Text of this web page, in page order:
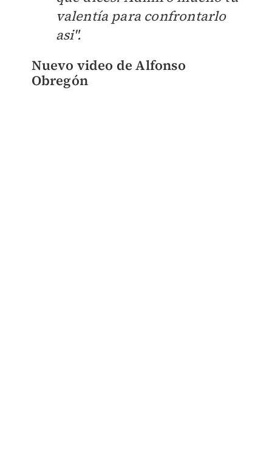
valentía para confrontarlo
asi".
Nuevo video de Alfonso
Obregón